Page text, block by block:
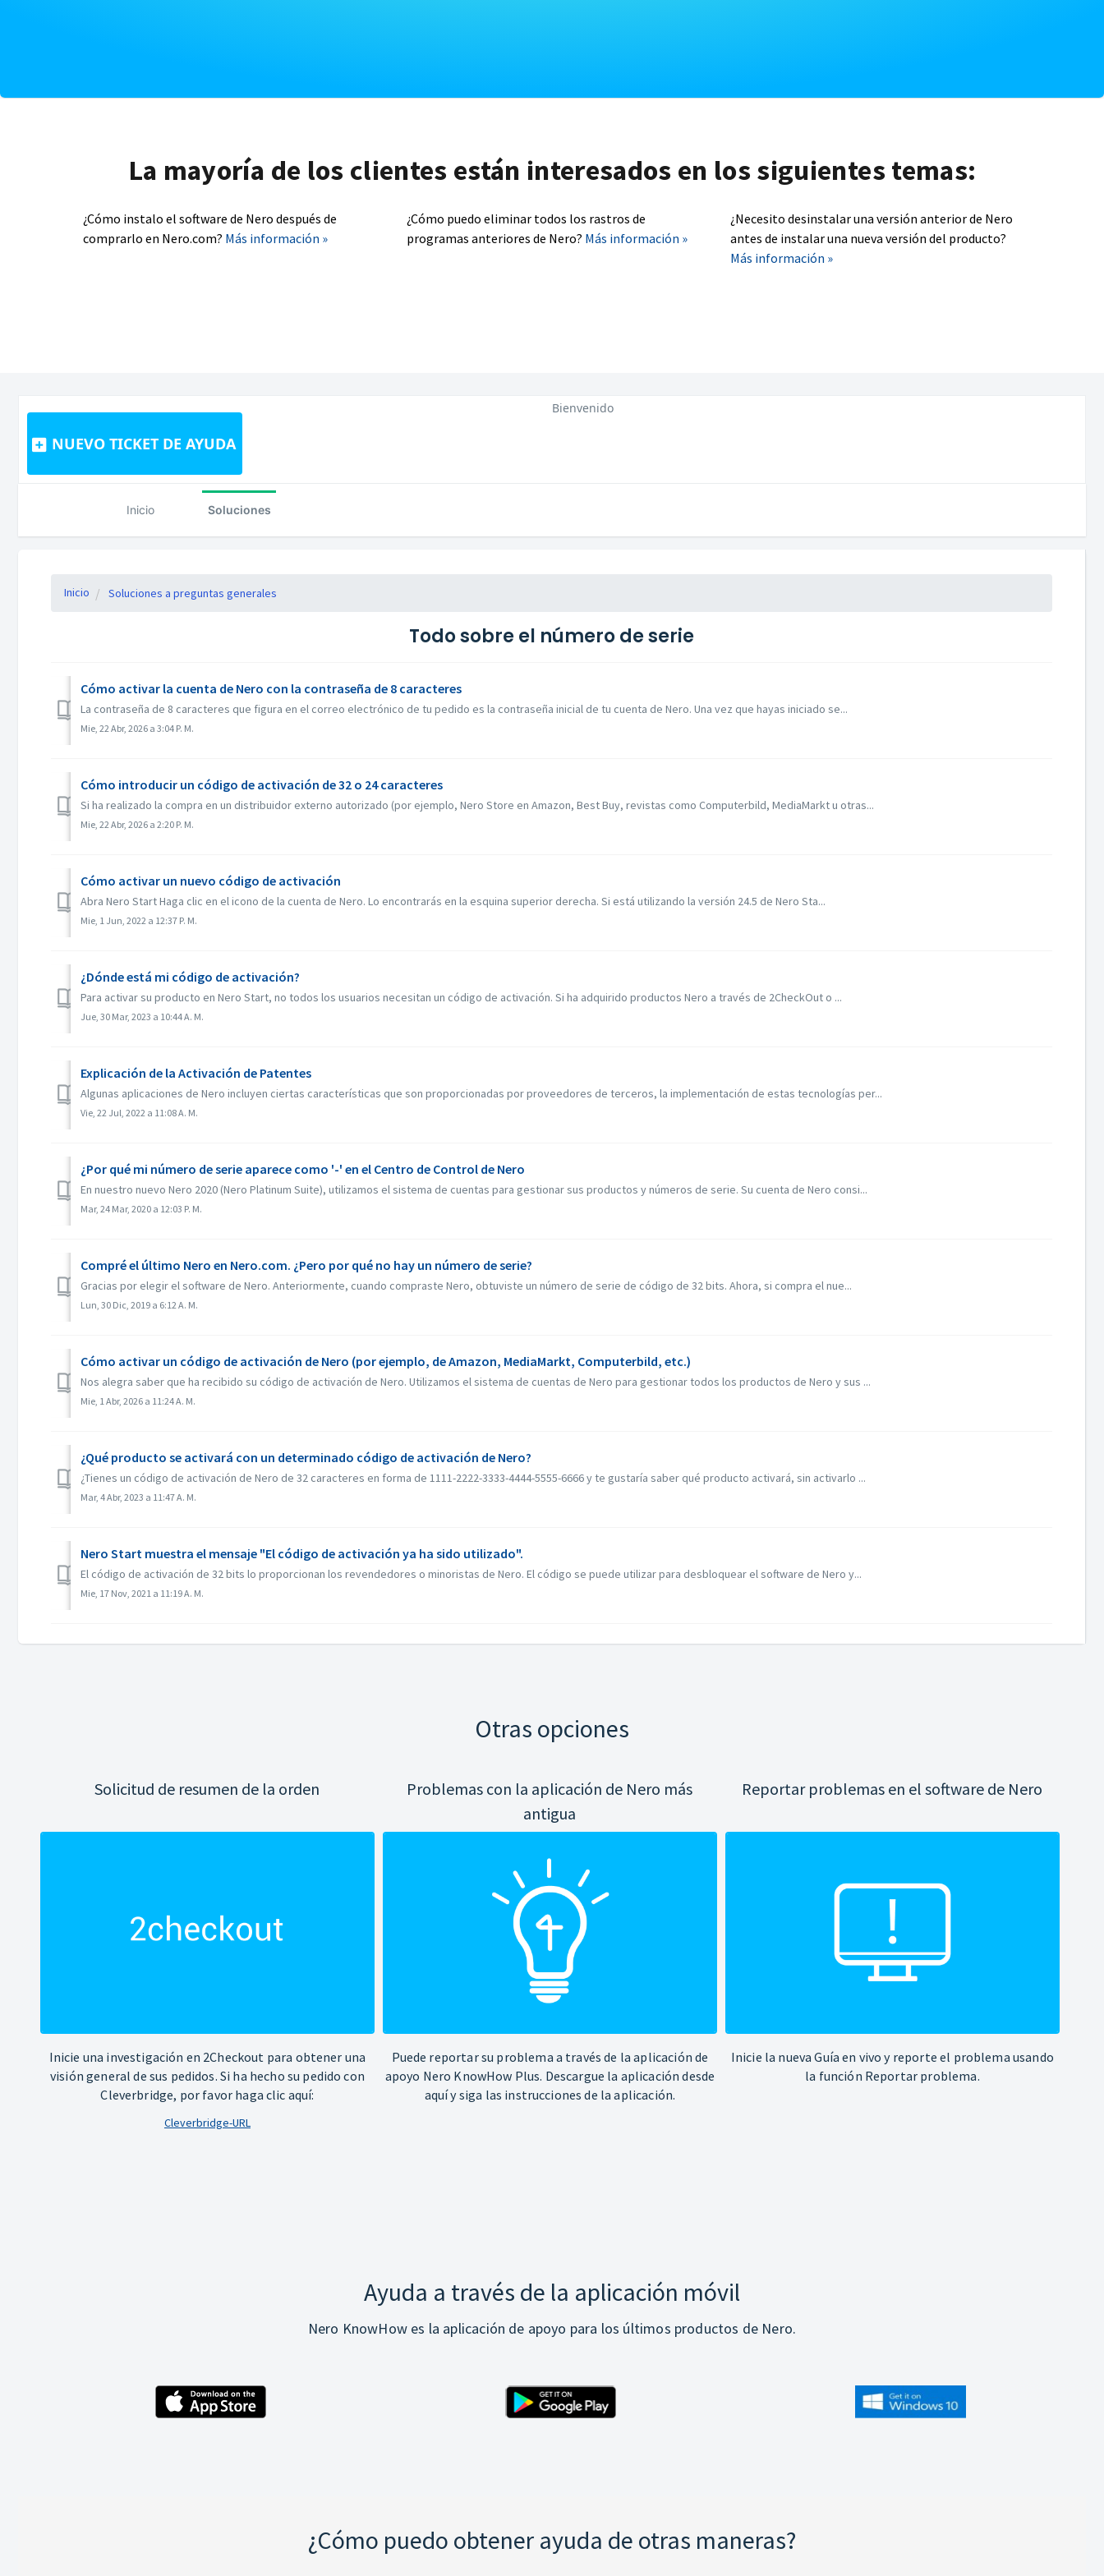
La mayoría de los clientes están interesados en los siguientes temas:
¿Cómo instalo el software de Nero después de
comprarlo en Nero.com? Más información »
¿Cómo puedo eliminar todos los rastros de
programas anteriores de Nero? Más información »
¿Necesito desinstalar una versión anterior de Nero
antes de instalar una nueva versión del producto?
Más información »
NUEVO TICKET DE AYUDA
Bienvenido
Inicio Soluciones
Inicio Soluciones a preguntas generales
Todo sobre el número de serie
Cómo activar la cuenta de Nero con la contraseña de 8 caracteres
La contraseña de 8 caracteres que figura en el correo electrónico de tu pedido es la contraseña inicial de tu cuenta de Nero. Una vez que hayas iniciado se...
Mie, 22 Abr, 2026 a 3:04 P. M.
Cómo introducir un código de activación de 32 o 24 caracteres
Si ha realizado la compra en un distribuidor externo autorizado (por ejemplo, Nero Store en Amazon, Best Buy, revistas como Computerbild, MediaMarkt u otras...
Mie, 22 Abr, 2026 a 2:20 P. M.
Cómo activar un nuevo código de activación
Abra Nero Start Haga clic en el icono de la cuenta de Nero. Lo encontrarás en la esquina superior derecha. Si está utilizando la versión 24.5 de Nero Sta...
Mie, 1 Jun, 2022 a 12:37 P. M.
¿Dónde está mi código de activación?
Para activar su producto en Nero Start, no todos los usuarios necesitan un código de activación. Si ha adquirido productos Nero a través de 2CheckOut o ...
Jue, 30 Mar, 2023 a 10:44 A. M.
Explicación de la Activación de Patentes
Algunas aplicaciones de Nero incluyen ciertas características que son proporcionadas por proveedores de terceros, la implementación de estas tecnologías per...
Vie, 22 Jul, 2022 a 11:08 A. M.
¿Por qué mi número de serie aparece como '-' en el Centro de Control de Nero
En nuestro nuevo Nero 2020 (Nero Platinum Suite), utilizamos el sistema de cuentas para gestionar sus productos y números de serie. Su cuenta de Nero consi...
Mar, 24 Mar, 2020 a 12:03 P. M.
Compré el último Nero en Nero.com. ¿Pero por qué no hay un número de serie?
Gracias por elegir el software de Nero. Anteriormente, cuando compraste Nero, obtuviste un número de serie de código de 32 bits. Ahora, si compra el nue...
Lun, 30 Dic, 2019 a 6:12 A. M.
Cómo activar un código de activación de Nero (por ejemplo, de Amazon, MediaMarkt, Computerbild, etc.)
Nos alegra saber que ha recibido su código de activación de Nero. Utilizamos el sistema de cuentas de Nero para gestionar todos los productos de Nero y sus ...
Mie, 1 Abr, 2026 a 11:24 A. M.
¿Qué producto se activará con un determinado código de activación de Nero?
¿Tienes un código de activación de Nero de 32 caracteres en forma de 1111-2222-3333-4444-5555-6666 y te gustaría saber qué producto activará, sin activarlo ...
Mar, 4 Abr, 2023 a 11:47 A. M.
Nero Start muestra el mensaje "El código de activación ya ha sido utilizado".
El código de activación de 32 bits lo proporcionan los revendedores o minoristas de Nero. El código se puede utilizar para desbloquear el software de Nero y...
Mie, 17 Nov, 2021 a 11:19 A. M.
Otras opciones
Solicitud de resumen de la orden
Inicie una investigación en 2Checkout para obtener una
visión general de sus pedidos. Si ha hecho su pedido con
Cleverbridge, por favor haga clic aquí:
Cleverbridge-URL
Problemas con la aplicación de Nero más
antigua
Puede reportar su problema a través de la aplicación de
apoyo Nero KnowHow Plus. Descargue la aplicación desde
aquí y siga las instrucciones de la aplicación.
Reportar problemas en el software de Nero
Inicie la nueva Guía en vivo y reporte el problema usando
la función Reportar problema.
Ayuda a través de la aplicación móvil
Nero KnowHow es la aplicación de apoyo para los últimos productos de Nero.
¿Cómo puedo obtener ayuda de otras maneras?